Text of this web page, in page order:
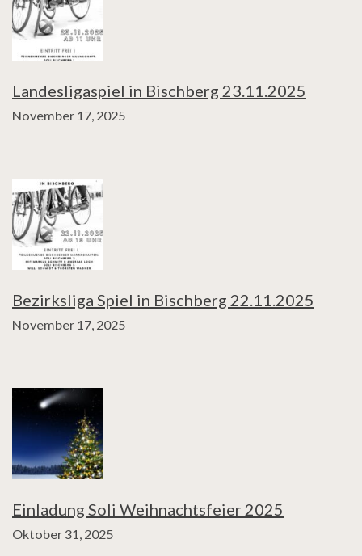
Landesligaspiel in Bischberg 23.11.2025
November 17, 2025
Bezirksliga Spiel in Bischberg 22.11.2025
November 17, 2025
Einladung Soli Weihnachtsfeier 2025
Oktober 31, 2025